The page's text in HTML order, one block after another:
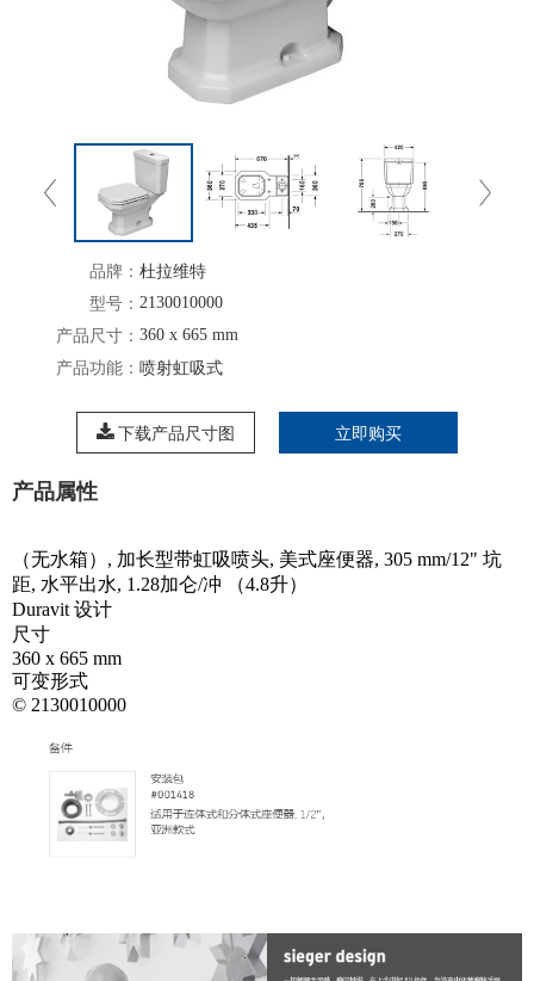
品牌： 杜拉维特
型号： 2130010000
产品尺寸： 360 x 665 mm
产品功能： 喷射虹吸式
下载产品尺寸图 立即购买
产品属性
（无水箱）, 加长型带虹吸喷头, 美式座便器, 305 mm/12" 坑
距, 水平出水, 1.28加仑/冲 （4.8升）
Duravit 设计
尺寸
360 x 665 mm
可变形式
© 2130010000